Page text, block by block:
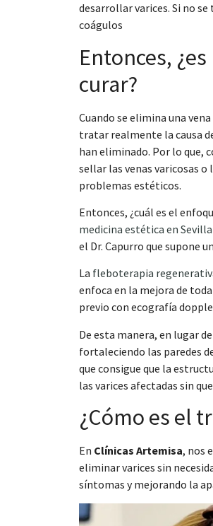
desarrollar varices. Si no
coágulos
Entonces,
curar?
Cuando se elimina una
tratar realmente la causa
han eliminado. Por lo que,
sellar las venas varicosas
problemas estéticos.
Entonces, ¿cuál es el
medicina estética en Sevilla
el Dr. Capurro que supone
La fleboterapia
enfoca en la mejora de
previo con ecografía
De esta manera, en lugar
fortaleciendo las paredes
que consigue que la
las varices afectadas sin
¿Cómo es el
En Clínicas Artemisa, nos
eliminar varices sin
síntomas y mejorando la